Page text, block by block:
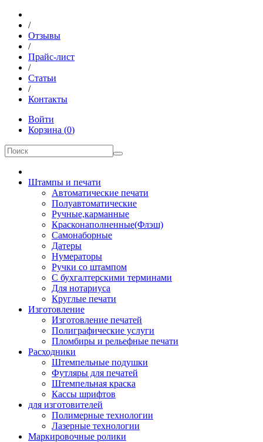
/
Отзывы
/
Прайс-лист
/
Статьи
/
Контакты
Войти
Корзина (0)
Штампы и печати
Автоматические печати
Полуавтоматические
Ручные,карманные
Красконаполненные(Флэш)
Самонаборные
Датеры
Нумераторы
Ручки со штампом
С бухгалтерскими терминами
Для нотариуса
Круглые печати
Изготовление
Изготовление печатей
Полиграфические услуги
Пломбиры и рельефные печати
Расходники
Штемпельные подушки
Футляры для печатей
Штемпельная краска
Кассы шрифтов
для изготовителей
Полимерные технологии
Лазерные технологии
Маркировочные ролики